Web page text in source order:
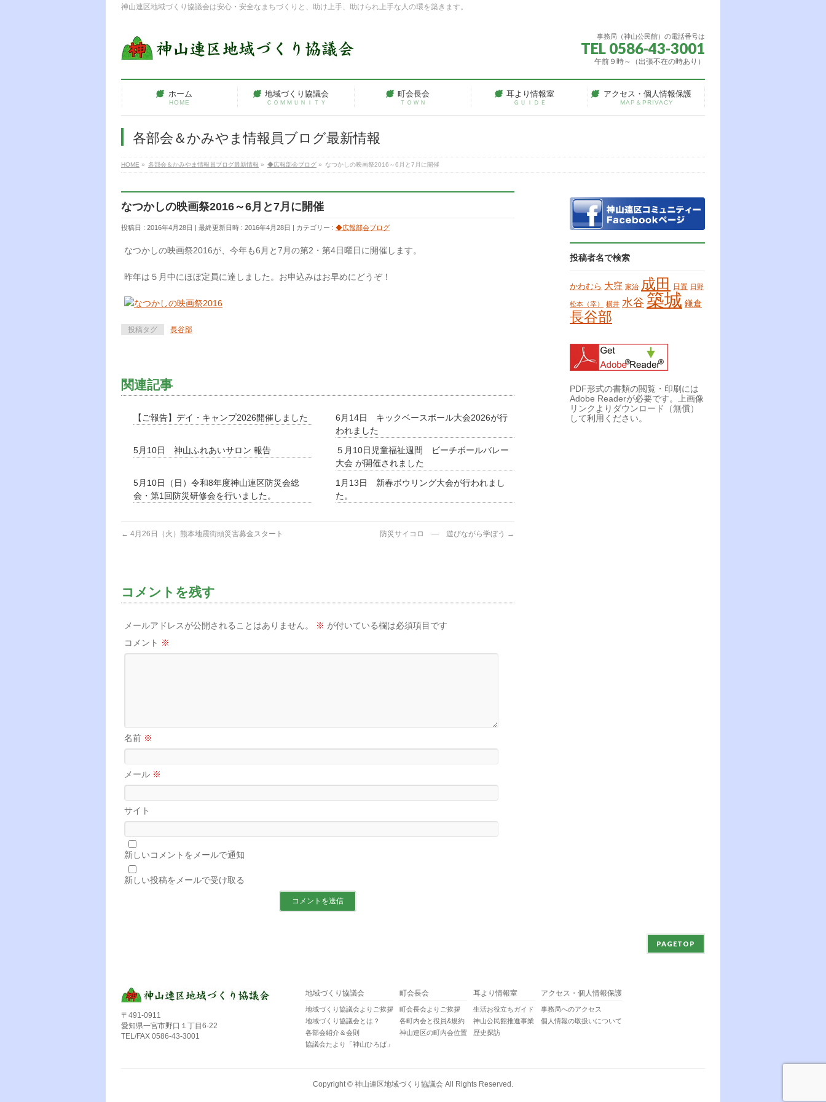
神山連区地域づくり協議会は安心・安全なまちづくりと、助け上手、助けられ上手な人の環を築きます。
事務局（神山公民館）の電話番号は
TEL 0586-43-3001
午前９時～（出張不在の時あり）
ホーム
HOME
地域づくり協議会
ＣＯＭＭＵＮＩＴＹ
町会長会
ＴＯＷＮ
耳より情報室
ＧＵＩＤＥ
アクセス・個人情報保護
MAP＆PRIVACY
各部会＆かみやま情報員ブログ最新情報
HOME » 各部会＆かみやま情報員ブログ最新情報 » ◆広報部会ブログ » なつかしの映画祭2016～6月と7月に開催
なつかしの映画祭2016～6月と7月に開催
投稿日 : 2016年4月28日 最終更新日時 : 2016年4月28日 カテゴリー : ◆広報部会ブログ
なつかしの映画祭2016が、今年も6月と7月の第2・第4日曜日に開催します。
昨年は５月中にほぼ定員に達しました。お申込みはお早めにどうぞ！
投稿タグ 長谷部
関連記事
【ご報告】デイ・キャンプ2026開催しました
6月14日 キックベースボール大会2026が行
われました
5月10日 神山ふれあいサロン 報告
５月10日児童福祉週間 ビーチボールバレー
大会 が開催されました
5月10日（日）令和8年度神山連区防災会総
会・第1回防災研修会を行いました。
1月13日 新春ボウリング大会が行われまし
た。
← 4月26日（火）熊本地震街頭災害募金スタート 防災サイコロ ― 遊びながら学ぼう →
コメントを残す
メールアドレスが公開されることはありません。 ※ が付いている欄は必須項目です
コメント ※
名前 ※
メール ※
サイト
新しいコメントをメールで通知
新しい投稿をメールで受け取る
投稿者名で検索
かわむら 大窪 家治 成田 日置 日野
松本（幸） 横井 水谷 築城 鎌倉
長谷部
PDF形式の書類の閲覧・印刷には
Adobe Readerが必要です。上画像
リンクよりダウンロード（無償）
して利用ください。
PAGETOP
〒491-0911
愛知県一宮市野口１丁目6-22
TEL/FAX 0586-43-3001
地域づくり協議会
地域づくり協議会よりご挨拶
地域づくり協議会とは？
各部会紹介＆会則
協議会たより「神山ひろば」
町会長会
町会長会よりご挨拶
各町内会と役員&規約
神山連区の町内会位置
耳より情報室
生活お役立ちガイド
神山公民館推進事業
歴史探訪
アクセス・個人情報保護
事務局へのアクセス
個人情報の取扱いについて
Copyright © 神山連区地域づくり協議会 All Rights Reserved.